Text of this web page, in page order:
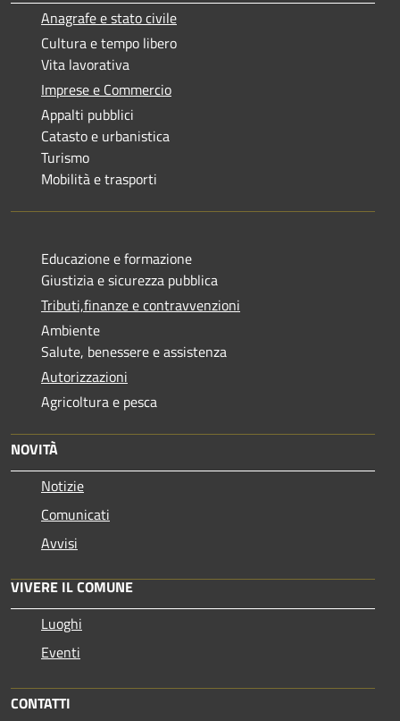
Anagrafe e stato civile
Cultura e tempo libero
Vita lavorativa
Imprese e Commercio
Appalti pubblici
Catasto e urbanistica
Turismo
Mobilità e trasporti
Educazione e formazione
Giustizia e sicurezza pubblica
Tributi,finanze e contravvenzioni
Ambiente
Salute, benessere e assistenza
Autorizzazioni
Agricoltura e pesca
NOVITÀ
Notizie
Comunicati
Avvisi
VIVERE IL COMUNE
Luoghi
Eventi
CONTATTI